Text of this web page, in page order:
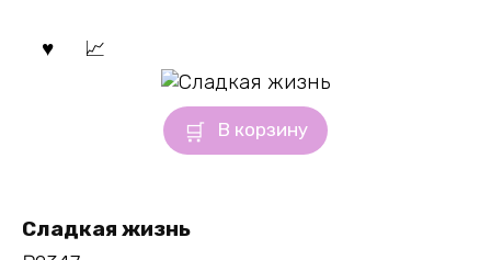
В корзину
Сладкая жизнь